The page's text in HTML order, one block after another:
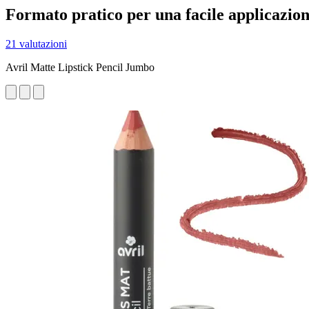
Formato pratico per una facile
21 valutazioni
Avril Matte Lipstick Pencil Jumbo